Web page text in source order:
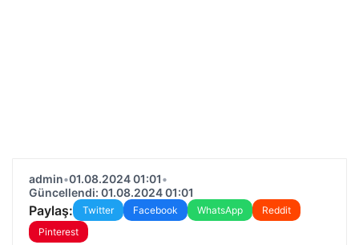
admin•01.08.2024 01:01•
Güncellendi: 01.08.2024 01:01
Paylaş: Twitter Facebook WhatsApp
Reddit
Pinterest